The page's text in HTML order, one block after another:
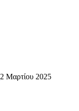
2 Μαρτίου 2025